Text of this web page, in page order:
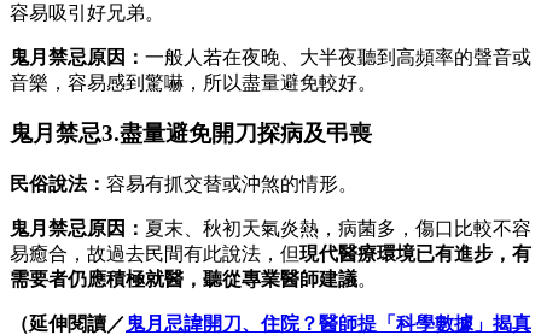
容易吸引好兄弟。
鬼月禁忌原因： 一般人若在夜晚、大半夜聽到高頻率的聲音或
音樂，容易感到驚嚇，所以盡量避免較好。
鬼月禁忌3.盡量避免開刀探病及弔喪
民俗說法： 容易有抓交替或沖煞的情形。
鬼月禁忌原因： 夏末、秋初天氣炎熱，病菌多，傷口比較不容
易癒合，故過去民間有此說法，但現代醫療環境已有進步，有
需要者仍應積極就醫，聽從專業醫師建議。
（延伸閱讀／鬼月忌諱開刀、住院？醫師提「科學數據」揭真